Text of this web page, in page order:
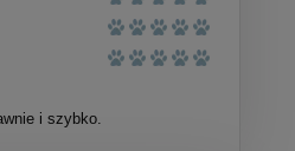
i szybko.